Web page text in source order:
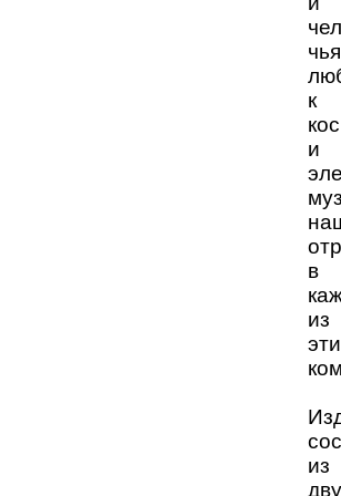
чья
к
и
в
из
из